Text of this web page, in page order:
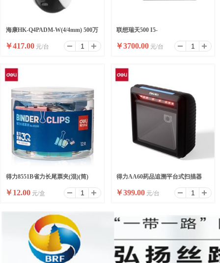
海康HK-Q4PADM-W(4/4mm) 500万
双摄WiFi套装小球
￥417.00 元/台
联想瑞天500 I5-
13500HX/16G/512SSD/WIFI/8
升/W11/ 23.8
￥3700.00 元/台
得力8551B省力长尾票夹(混)(筒)
￥12.00 元/盒
得力AA60药品追溯平台式扫描器
(黑)(台)
￥399.00 元/台